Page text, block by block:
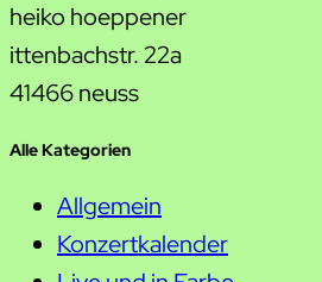
heiko hoeppener
ittenbachstr. 22a
41466 neuss
Alle Kategorien
Allgemein
Konzertkalender